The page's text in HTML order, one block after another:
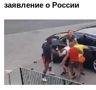
заявление о России